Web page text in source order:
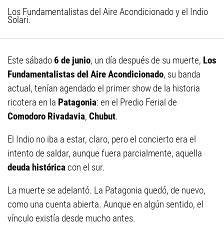
Los Fundamentalistas del Aire Acondicionado y el Indio
Solari.
Este sábado 6 de junio, un día después de su muerte, Los
Fundamentalistas del Aire Acondicionado, su banda
actual, tenían agendado el primer show de la historia
ricotera en la Patagonia: en el Predio Ferial de
Comodoro Rivadavia, Chubut.
El Indio no iba a estar, claro, pero el concierto era el
intento de saldar, aunque fuera parcialmente, aquella
deuda histórica con el sur.
La muerte se adelantó. La Patagonia quedó, de nuevo,
como una cuenta abierta. Aunque en algún sentido, el
vínculo existía desde mucho antes.